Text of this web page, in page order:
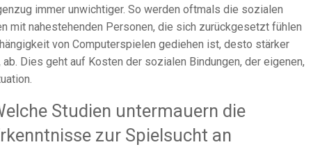
immer unwichtiger. So werden oftmals die sozialen
mit nahestehenden Personen, die sich zurückgesetzt fühlen
von Computerspielen gediehen ist, desto stärker
Dies geht auf Kosten der sozialen Bindungen, der eigenen,
Studien untermauern die
zur Spielsucht an